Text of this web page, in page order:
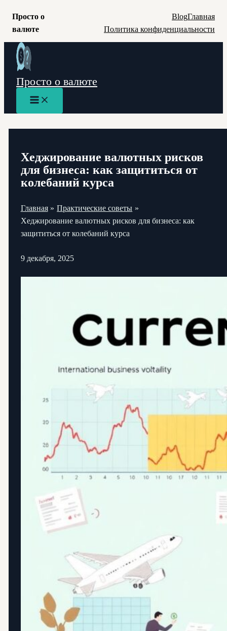
Просто о
валюте
BlogГлавная
Политика конфиденциальности
Перейти
содержимому
Просто о валюте
Main
Menu
Хеджирование валютных рисков
для бизнеса: как защититься от
колебаний курса
Главная
Практические советы
Хеджирование валютных рисков для бизнеса: как
защититься от колебаний курса
9 декабря, 2025